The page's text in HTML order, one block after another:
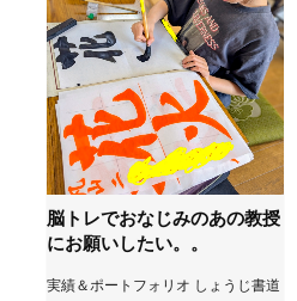
脳トレでおなじみのあの教授
にお願いしたい。。
実績＆ポートフォリオ しょうじ書道